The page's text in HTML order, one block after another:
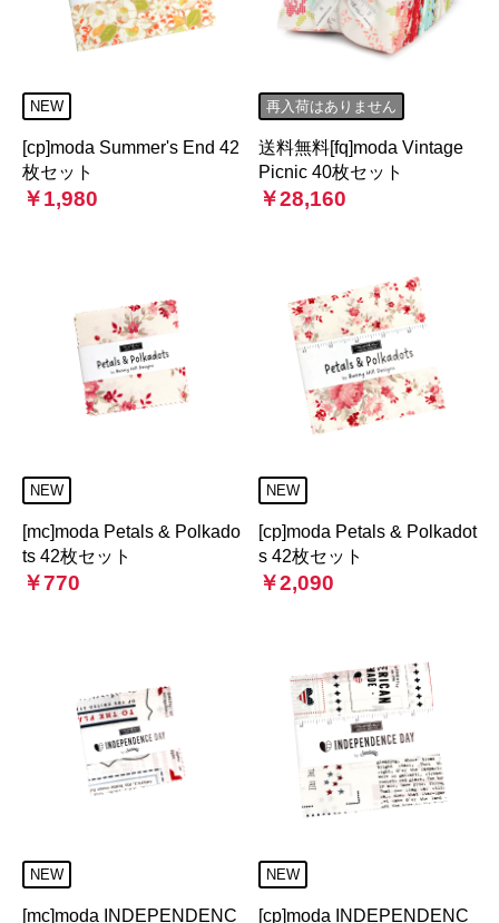
NEW
[cp]moda Summer's End 42
枚セット
￥1,980
再入荷はありません
送料無料[fq]moda Vintage
Picnic 40枚セット
￥28,160
NEW
[mc]moda Petals & Polkado
ts 42枚セット
￥770
NEW
[cp]moda Petals & Polkadot
s 42枚セット
￥2,090
NEW
[mc]moda INDEPENDENC
NEW
[cp]moda INDEPENDENC